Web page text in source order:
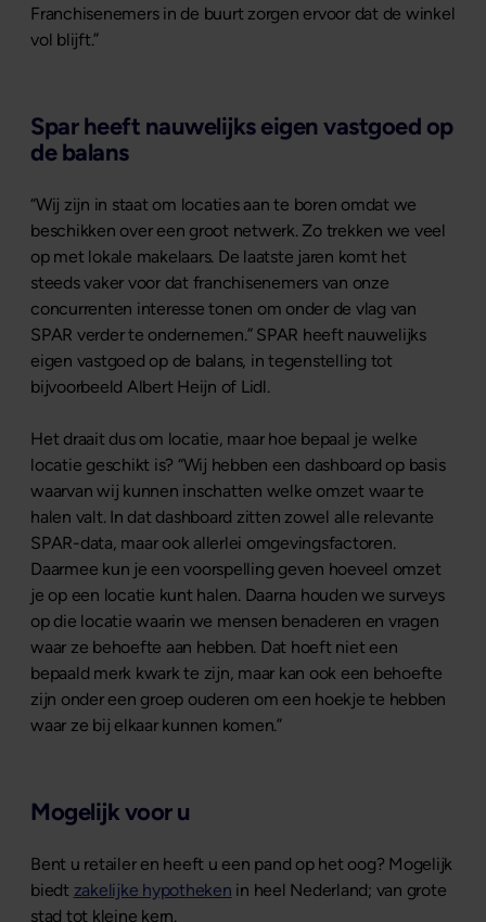
Franchisenemers in de buurt zorgen ervoor dat de winkel
vol blijft.”
Spar heeft nauwelijks eigen vastgoed op
de balans
“Wij zijn in staat om locaties aan te boren omdat we
beschikken over een groot netwerk. Zo trekken we veel
op met lokale makelaars. De laatste jaren komt het
steeds vaker voor dat franchisenemers van onze
concurrenten interesse tonen om onder de vlag van
SPAR verder te ondernemen.” SPAR heeft nauwelijks
eigen vastgoed op de balans, in tegenstelling tot
bijvoorbeeld Albert Heijn of Lidl.
Het draait dus om locatie, maar hoe bepaal je welke
locatie geschikt is? “Wij hebben een dashboard op basis
waarvan wij kunnen inschatten welke omzet waar te
halen valt. In dat dashboard zitten zowel alle relevante
SPAR-data, maar ook allerlei omgevingsfactoren.
Daarmee kun je een voorspelling geven hoeveel omzet
je op een locatie kunt halen. Daarna houden we surveys
op die locatie waarin we mensen benaderen en vragen
waar ze behoefte aan hebben. Dat hoeft niet een
bepaald merk kwark te zijn, maar kan ook een behoefte
zijn onder een groep ouderen om een hoekje te hebben
waar ze bij elkaar kunnen komen.”
Mogelijk voor u
Bent u retailer en heeft u een pand op het oog? Mogelijk
biedt zakelijke hypotheken in heel Nederland; van grote
stad tot kleine kern.